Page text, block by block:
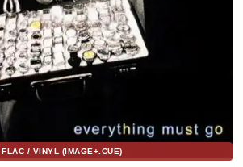
FLAC / VINYL (IMAGE+.CUE)